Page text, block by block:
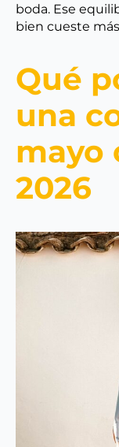
boda. Ese
bien cueste
Qué
una
mayo
2026